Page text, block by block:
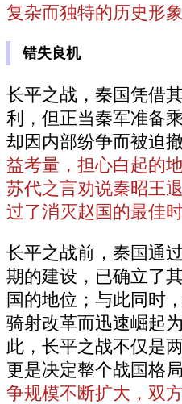
复杂而独特的历史形象
错失良机
长平之战，秦国凭借
利，但正当秦军准备
却因内部纷争而被迫撤
益考量，担心白起的
苏代之言劝说秦昭王
过了消灭赵国的最佳时
长平之战前，秦国通
期的建设，已确立了
国的地位；与此同时
骑射改革而迅速崛起
此，长平之战不仅是
更是决定整个战国格
争规模不断扩大，双